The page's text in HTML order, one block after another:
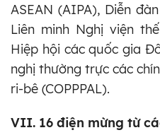
ASEAN (AIPA), Diễn
Liên minh Nghị viện
Hiệp hội các quốc gia
nghị thường trực các
ri-bê (COPPPAL).
VII. 16 điện mừng từ